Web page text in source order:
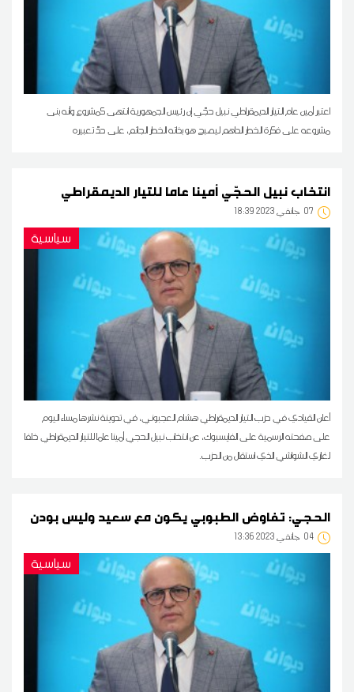
اعتبر أمين عام التيار الديمقراطي نبيل حجّي إن رئيس الجمهورية انتهى كمشروع وأنه بنى
مشروعه على فكرة الخطر الداهم ليصبح هو بذاته الخطر الجاثم، على حدّ تعبيره
انتخاب نبيل الحجّي أمينا عاما للتيار الديمقراطي
07 18:39 2023 جانفي
سياسية
أعلن القيادي في حزب التيار الديمقراطي هشام العجبوني، في تدوينة نشرها مساء اليوم
على صفحته الرسمية على الفايسبوك، عن انتخاب نبيل الحجي أمينا عاما للتيار الديمقراطي خلفا
لغازي الشواشي الذي استقال من الحزب.
الحجي: تفاوض الطبوبي يكون مع سعيد وليس بودن
04 13:36 2023 جانفي
سياسية